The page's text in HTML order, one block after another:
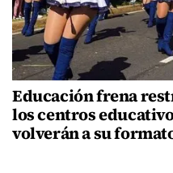
Educación frena
los centros
volverán a su